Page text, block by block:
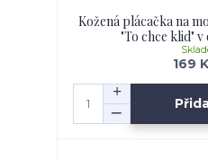
Kožená plácačka na
"To chce klid"
169